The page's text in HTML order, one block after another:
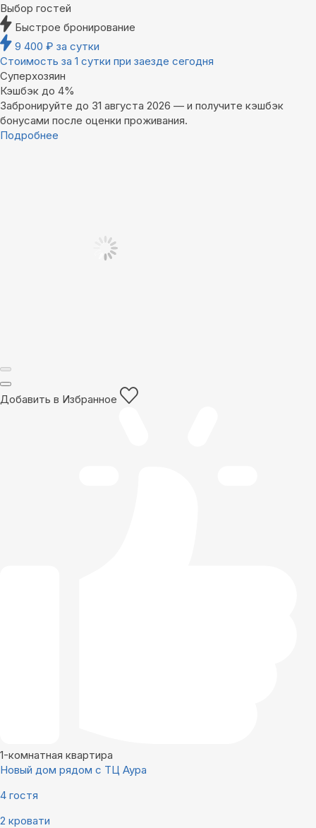
Выбор гостей
Быстрое бронирование
9 400 ₽ за сутки
Стоимость за 1 сутки при заезде сегодня
Суперхозяин
Кэшбэк до 4%
Забронируйте до 31 августа 2026 — и получите кэшбэк
бонусами после оценки проживания.
Подробнее
Добавить в Избранное
1-комнатная квартира
Новый дом рядом с ТЦ Аура
4 гостя
2 кровати